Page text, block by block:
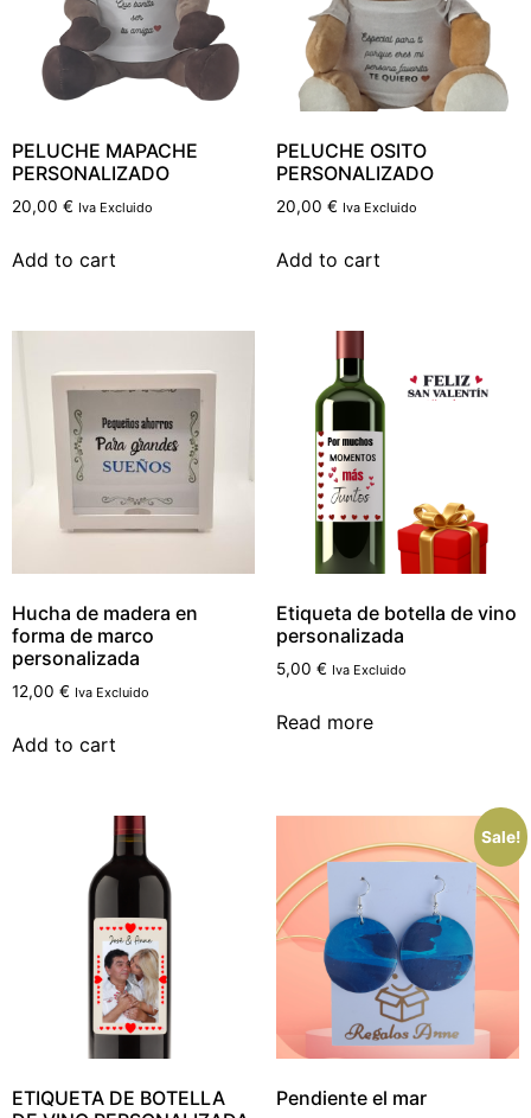
PELUCHE MAPACHE
PERSONALIZADO
20,00 € Iva Excluido
Add to cart
PELUCHE OSITO
PERSONALIZADO
20,00 € Iva Excluido
Add to cart
Hucha de madera en
forma de marco
personalizada
12,00 € Iva Excluido
Add to cart
Etiqueta de botella de vino
personalizada
5,00 € Iva Excluido
Read more
ETIQUETA DE BOTELLA
Sale!
Pendiente el mar